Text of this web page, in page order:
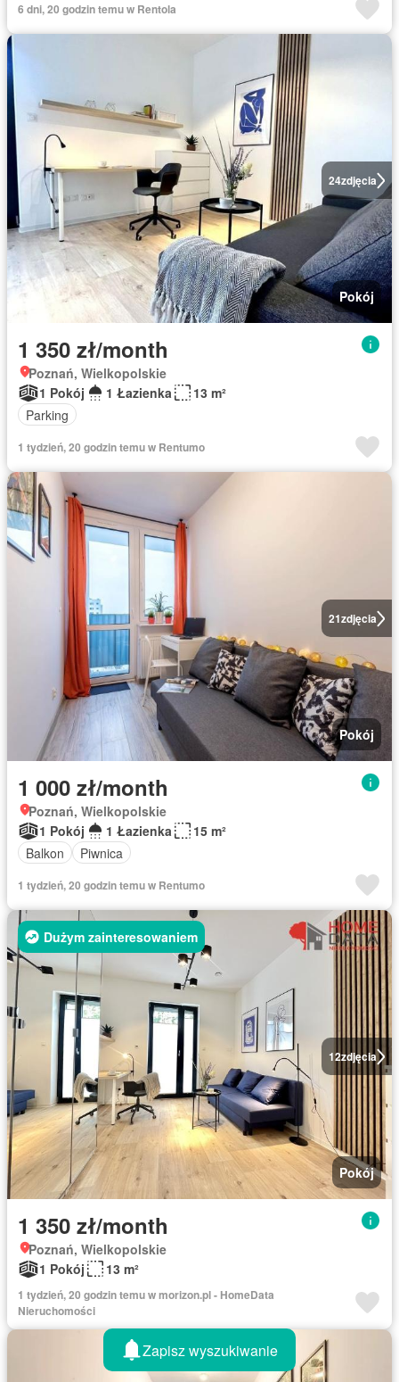
6 dni, 20 godzin temu w Rentola
24zdjęcia
Pokój
1 350 zł/month
Poznań, Wielkopolskie
1 Pokój
1 Łazienka
13 m²
Parking
1 tydzień, 20 godzin temu w Rentumo
21zdjęcia
Pokój
1 000 zł/month
Poznań, Wielkopolskie
1 Pokój
1 Łazienka
15 m²
Balkon
Piwnica
1 tydzień, 20 godzin temu w Rentumo
12zdjęcia
Dużym zainteresowaniem
Pokój
1 350 zł/month
Poznań, Wielkopolskie
1 Pokój
13 m²
1 tydzień, 20 godzin temu w morizon.pl - HomeData
Nieruchomości
Zapisz wyszukiwanie